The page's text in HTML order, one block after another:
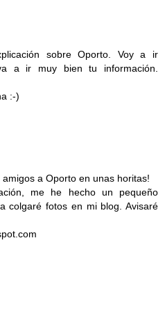
sobre Oporto. Voy a ir
a ir muy bien tu información.
:-)
a Oporto en unas horitas!
me he hecho un pequeño
colgaré fotos en mi blog. Avisaré